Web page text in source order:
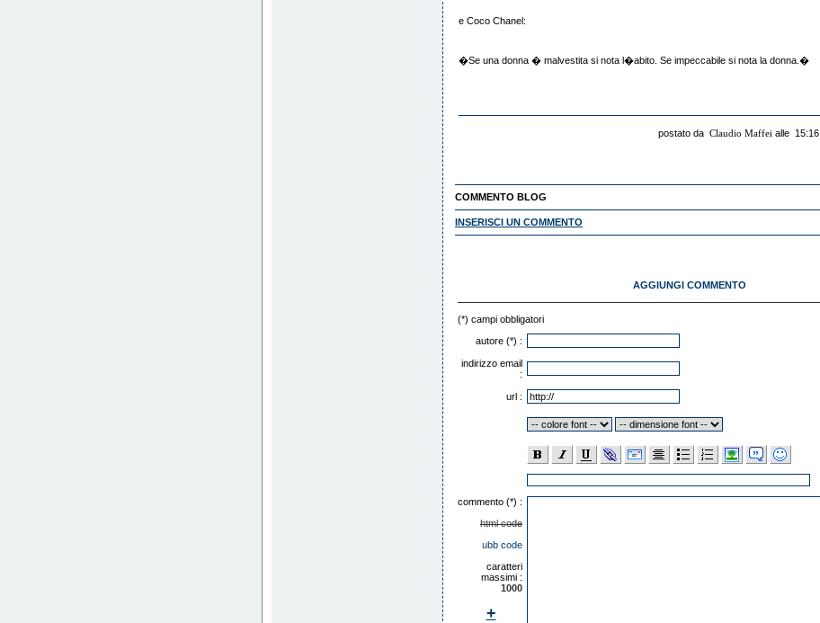
e Coco Chanel:
�Se una donna � malvestita si nota l�abito. Se impeccabile si nota la donna.�
postato da Claudio Maffei alle 15:16
COMMENTO BLOG
INSERISCI UN COMMENTO
AGGIUNGI COMMENTO
(*) campi obbligatori
autore (*) :
indirizzo email
:
url :
commento (*) :
html code
ubb code
caratteri
massimi :
1000
+